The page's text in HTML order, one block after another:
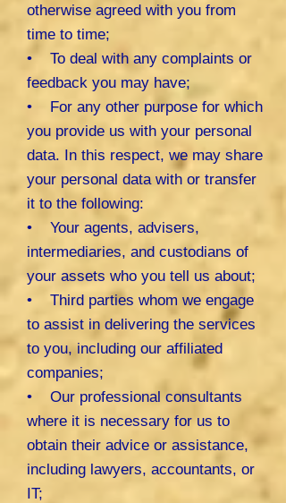
otherwise agreed with you from
time to time;
• To deal with any complaints or
feedback you may have;
• For any other purpose for which
you provide us with your personal
data. In this respect, we may share
your personal data with or transfer
it to the following:
• Your agents, advisers,
intermediaries, and custodians of
your assets who you tell us about;
• Third parties whom we engage
to assist in delivering the services
to you, including our affiliated
companies;
• Our professional consultants
where it is necessary for us to
obtain their advice or assistance,
including lawyers, accountants, or
IT;